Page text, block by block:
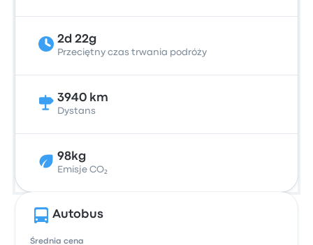
2d 22g
Przeciętny czas trwania podróży
3940 km
Dystans
98kg
Emisje CO₂
Autobus
Średnia cena